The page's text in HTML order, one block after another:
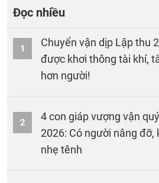
Đọc nhiều
1
Chuyển vận dịp Lập thu
được khơi thông tài khí,
hơn người!
2
4 con giáp vượng vận
2026: Có người nâng đỡ,
nhẹ tênh